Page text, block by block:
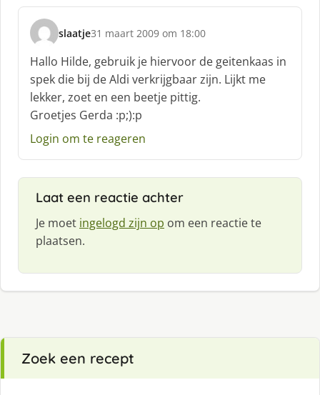
slaatje
s
c
h
r
e
e
:
31 maart 2009 om 18:00
Hallo Hilde, gebruik je hiervoor de geitenkaas in
spek die bij de Aldi verkrijgbaar zijn. Lijkt me
lekker, zoet en een beetje pittig.
Groetjes Gerda :p;):p
Login om te reageren
Laat een reactie achter
Je moet ingelogd zijn op om een reactie te
plaatsen.
Zoek een recept